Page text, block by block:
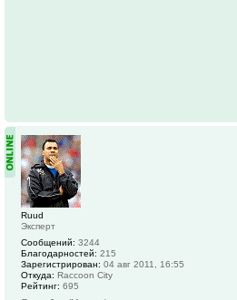
Ruud
Эксперт
Сообщений: 3244
Благодарностей: 215
Зарегистрирован: 04 авг 2011, 16:55
Откуда: Raccoon City
Рейтинг: 695